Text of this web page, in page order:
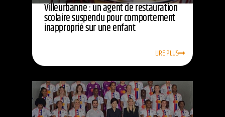
Villeurbanne : un agent de restauration
scolaire suspendu pour comportement
inapproprié sur une enfant
LIRE PLUS